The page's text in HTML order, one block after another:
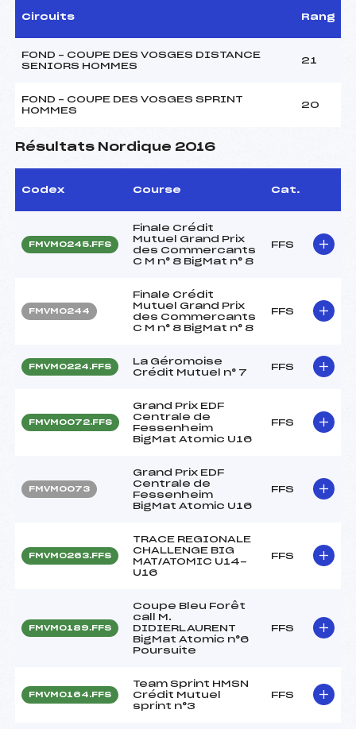
Circuits Rang
FOND – COUPE DES VOSGES DISTANCE
SENIORS HOMMES
21
FOND – COUPE DES VOSGES SPRINT
HOMMES
20
Résultats Nordique 2016
Codex Course Cat.
FMVM0245.FFS
Finale Crédit
Mutuel Grand Prix
des Commercants
C M n° 8 BigMat n° 8
FFS
FMVM0244
Finale Crédit
Mutuel Grand Prix
des Commercants
C M n° 8 BigMat n° 8
FFS
FMVM0224.FFS
La Géromoise
Crédit Mutuel n° 7
FFS
FMVM0072.FFS
Grand Prix EDF
Centrale de
Fessenheim
BigMat Atomic U16
FFS
FMVM0073
Grand Prix EDF
Centrale de
Fessenheim
BigMat Atomic U16
FFS
FMVM0263.FFS
TRACE REGIONALE
CHALLENGE BIG
MAT/ATOMIC U14-
U16
FFS
FMVM0189.FFS
Coupe Bleu Forêt
call M.
DIDIERLAURENT
BigMat Atomic n°6
Poursuite
FFS
FMVM0164.FFS
Team Sprint HMSN
Crédit Mutuel
sprint n°3
FFS